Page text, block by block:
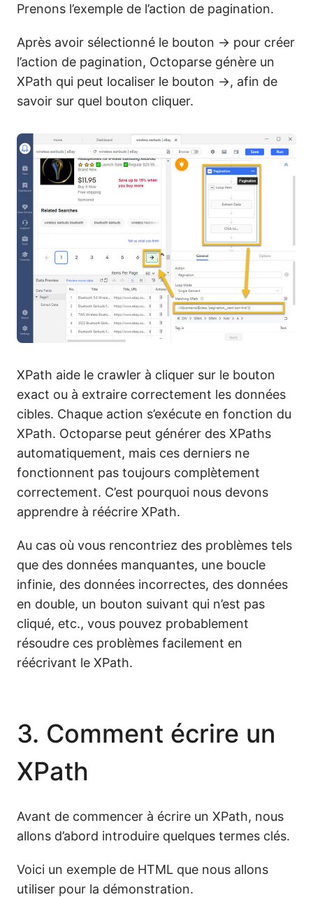
Prenons l’exemple de l’action de pagination.
Après avoir sélectionné le bouton → pour créer
l’action de pagination, Octoparse génère un
XPath qui peut localiser le bouton →, afin de
savoir sur quel bouton cliquer.
XPath aide le crawler à cliquer sur le bouton
exact ou à extraire correctement les données
cibles. Chaque action s’exécute en fonction du
XPath. Octoparse peut générer des XPaths
automatiquement, mais ces derniers ne
fonctionnent pas toujours complètement
correctement. C’est pourquoi nous devons
apprendre à réécrire XPath.
Au cas où vous rencontriez des problèmes tels
que des données manquantes, une boucle
infinie, des données incorrectes, des données
en double, un bouton suivant qui n’est pas
cliqué, etc., vous pouvez probablement
résoudre ces problèmes facilement en
réécrivant le XPath.
3. Comment écrire un
XPath
Avant de commencer à écrire un XPath, nous
allons d’abord introduire quelques termes clés.
Voici un exemple de HTML que nous allons
utiliser pour la démonstration.